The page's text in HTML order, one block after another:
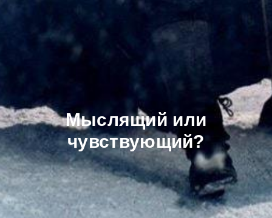
Мыслящий или
чувствующий?